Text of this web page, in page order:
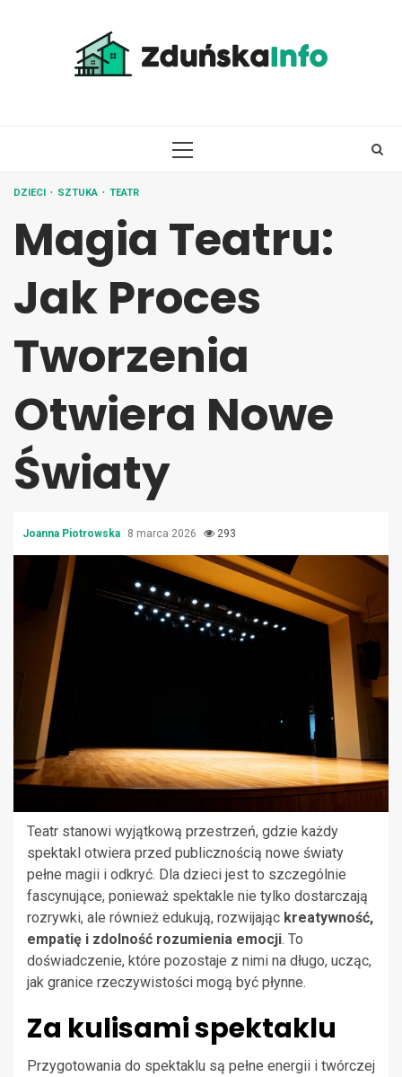
PRIMARY
DZIECI SZTUKA TEATR
Magia Teatru:
Jak Proces
Tworzenia
Otwiera Nowe
Światy
Joanna Piotrowska 8 marca 2026 293
Teatr stanowi wyjątkową przestrzeń, gdzie każdy
spektakl otwiera przed publicznością nowe światy
pełne magii i odkryć. Dla dzieci jest to szczególnie
fascynujące, ponieważ spektakle nie tylko dostarczają
rozrywki, ale również edukują, rozwijając kreatywność,
empatię i zdolność rozumienia emocji. To
doświadczenie, które pozostaje z nimi na długo, ucząc,
jak granice rzeczywistości mogą być płynne.
Za kulisami spektaklu
Przygotowania do spektaklu są pełne energii i twórczej